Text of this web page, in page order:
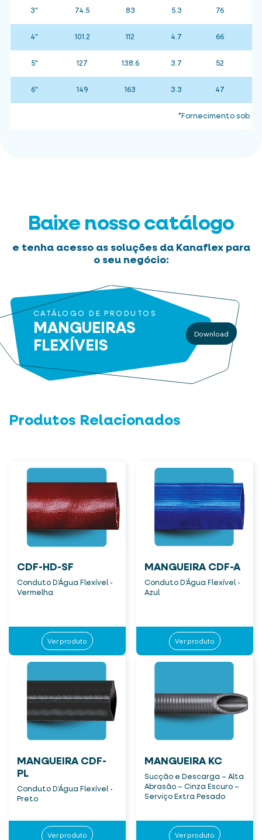
3" 74.5 83 5.3 76
4" 101.2 112 4.7 66
5" 127 138.6 3.7 52
6" 149 163 3.3 47
*Fornecimento sob
Baixe nosso catálogo
e tenha acesso as soluções da Kanaflex para
o seu negócio:
CATÁLOGO DE PRODUTOS
MANGUEIRAS
FLEXÍVEIS
Download
Produtos Relacionados
CDF-HD-SF
Conduto D’Água Flexível -
Vermelha
Ver produto
MANGUEIRA CDF-A
Conduto D’Água Flexível -
Azul
Ver produto
MANGUEIRA CDF-
PL
Conduto D’Água Flexível -
Preto
Ver produto
MANGUEIRA KC
Sucção e Descarga – Alta
Abrasão – Cinza Escuro –
Serviço Extra Pesado
Ver produto